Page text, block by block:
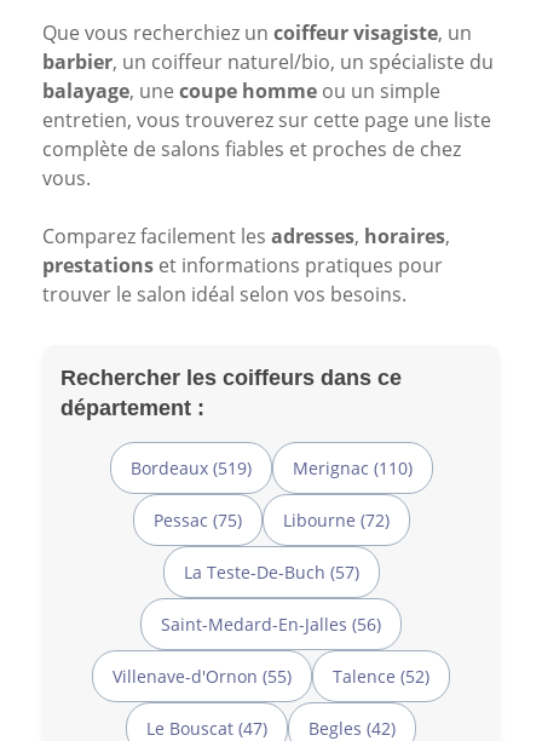
Que vous recherchiez un coiffeur visagiste, un
barbier, un coiffeur naturel/bio, un spécialiste du
balayage, une coupe homme ou un simple
entretien, vous trouverez sur cette page une liste
complète de salons fiables et proches de chez
vous.
Comparez facilement les adresses, horaires,
prestations et informations pratiques pour
trouver le salon idéal selon vos besoins.
Rechercher les coiffeurs dans ce
département :
Bordeaux (519) Merignac (110)
Pessac (75) Libourne (72)
La Teste-De-Buch (57)
Saint-Medard-En-Jalles (56)
Villenave-d'Ornon (55) Talence (52)
Le Bouscat (47) Begles (42)